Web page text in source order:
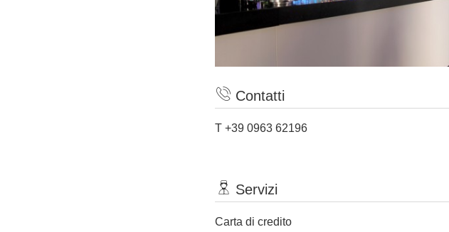
Contatti
T +39 0963 62196
Servizi
Carta di credito